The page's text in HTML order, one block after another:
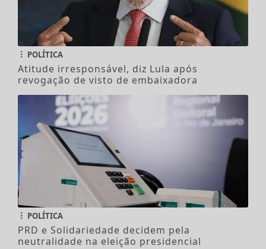
POLÍTICA
Atitude irresponsável, diz Lula após
revogação de visto de embaixadora
POLÍTICA
PRD e Solidariedade decidem pela
neutralidade na eleição presidencial